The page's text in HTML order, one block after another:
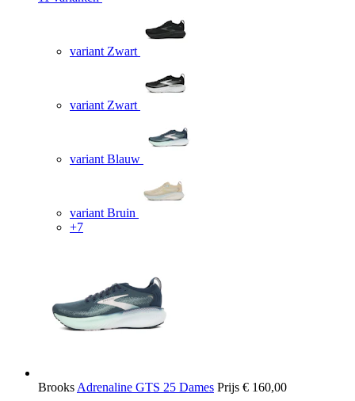
variant Zwart
variant Zwart
variant Blauw
variant Bruin
+7
Brooks Adrenaline GTS 25 Dames Prijs € 160,00